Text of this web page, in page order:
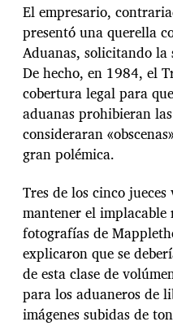
El empresario,
presentó una querella
Aduanas, solicitando la
De hecho, en 1984, el
cobertura legal para
aduanas prohibieran
consideraran
gran polémica.
Tres de los cinco
mantener el implacable
fotografías de
explicaron que se
de esta clase de
para los aduaneros de
imágenes subidas de